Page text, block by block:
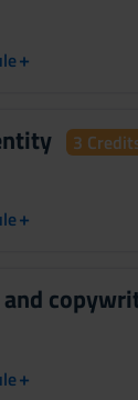
+
3
+
+